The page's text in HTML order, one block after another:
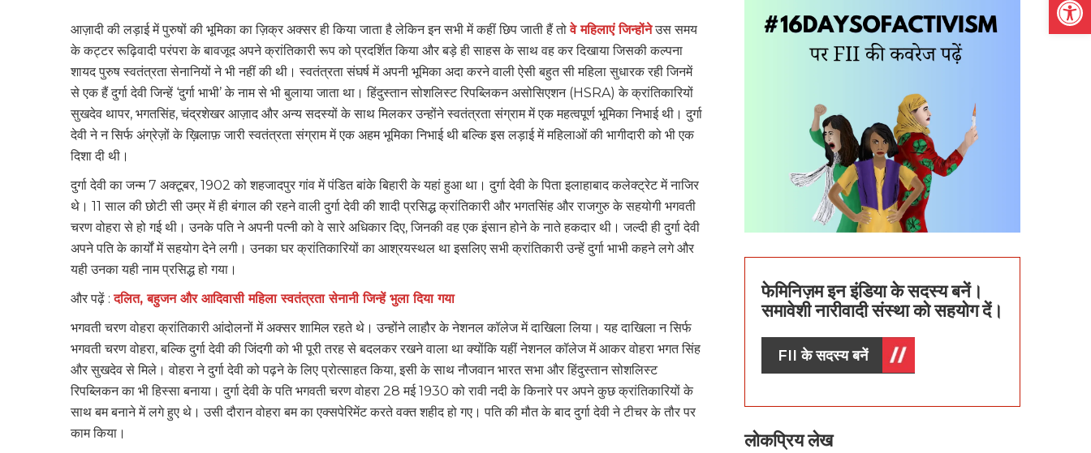
आज़ादी की लड़ाई में पुरुषों की भूमिका का ज़िक्र अक्सर ही किया जाता है लेकिन इन सभी में कहीं छिप जाती हैं तोवे महिलाएं जिन्होंनेउस समय
के कट्टर रूढ़िवादी परंपरा के बावजूद अपने क्रांतिकारी रूप को प्रदर्शित किया और बड़े ही साहस के साथ वह कर दिखाया जिसकी कल्पना
शायद पुरुष स्वतंत्रता सेनानियों ने भी नहीं की थी। स्वतंत्रता संघर्ष में अपनी भूमिका अदा करने वाली ऐसी बहुत सी महिला सुधारक रही जिनमें
से एक हैं दुर्गा देवी जिन्हें ‘दुर्गा भाभी’ के नाम से भी बुलाया जाता था। हिंदुस्तान सोशलिस्ट रिपब्लिकन असोसिएशन (HSRA) के क्रांतिकारियों
सुखदेव थापर, भगतसिंह, चंद्रशेखर आज़ाद और अन्य सदस्यों के साथ मिलकर उन्होंने स्वतंत्रता संग्राम में एक महत्वपूर्ण भूमिका निभाई थी। दुर्गा
देवी ने न सिर्फ अंग्रेज़ों के ख़िलाफ़ जारी स्वतंत्रता संग्राम में एक अहम भूमिका निभाई थी बल्कि इस लड़ाई में महिलाओं की भागीदारी को भी एक
दिशा दी थी।
दुर्गा देवी का जन्‍म 7 अक्टूबर, 1902 को शहजादपुर गांव में पंडित बांके बिहारी के यहां हुआ था। दुर्गा देवी के पिता इलाहाबाद कलेक्ट्रेट में नाजिर
थे। 11 साल की छोटी सी उम्र में ही बंगाल की रहने वाली दुर्गा देवी की शादी प्रसिद्ध क्रांतिकारी और भगतसिंह और राजगुरु के सहयोगी भगवती
चरण वोहरा से हो गई थी। उनके पति ने अपनी पत्नी को वे सारे अधिकार दिए, जिनकी वह एक इंसान होने के नाते हकदार थी। जल्दी ही दुर्गा देवी
अपने पति के कार्यों में सहयोग देने लगी। उनका घर क्रांतिकारियों का आश्रयस्थल था इसलिए सभी क्रांतिकारी उन्हें दुर्गा भाभी कहने लगे और
यही उनका यही नाम प्रसिद्ध हो गया।
और पढ़ें :दलित, बहुजन और आदिवासी महिला स्वतंत्रता सेनानी जिन्हें भुला दिया गया
भगवती चरण वोहरा क्रांतिकारी आंदोलनों में अक्सर शामिल रहते थे। उन्होंने लाहौर के नेशनल कॉलेज में दाखिला लिया। यह दाखिला न सिर्फ
भगवती चरण वोहरा, बल्कि दुर्गा देवी की जिंदगी को भी पूरी तरह से बदलकर रखने वाला था क्योंकि यहीं नेशनल कॉलेज में आकर वोहरा भगत सिंह
और सुखदेव से मिले। वोहरा ने दुर्गा देवी को पढ़ने के लिए प्रोत्साहत किया, इसी के साथ नौजवान भारत सभा और हिंदुस्तान सोशलिस्ट
रिपब्लिकन का भी हिस्सा बनाया। दुर्गा देवी के पति भगवती चरण वोहरा 28 मई 1930 को रावी नदी के किनारे पर अपने कुछ क्रांतिकारियों के
साथ बम बनाने में लगे हुए थे। उसी दौरान वोहरा बम का एक्सपेरिमेंट करते वक्त शहीद हो गए। पति की मौत के बाद दुर्गा देवी ने टीचर के तौर पर
काम किया।
फेमिनिज़म इन इंडिया के सदस्य बनें।
समावेशी नारीवादी संस्था को सहयोग दें।
FII के सदस्य बनें
लोकप्रिय लेख